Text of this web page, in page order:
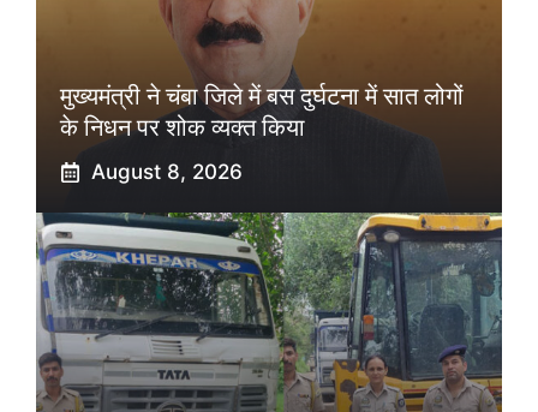
मुख्यमंत्री ने चंबा जिले में बस दुर्घटना में सात लोगों
के निधन पर शोक व्यक्त किया
August 8, 2026